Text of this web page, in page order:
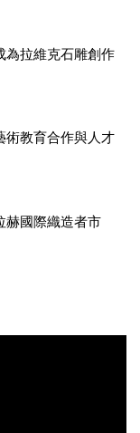
為拉維克石雕創作
術教育合作與人才
赫國際織造者市